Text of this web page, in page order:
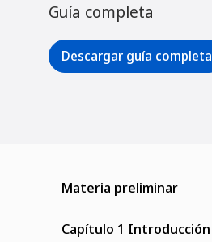
Guía completa
Descargar guía completa
Materia preliminar
Capítulo 1 Introducción